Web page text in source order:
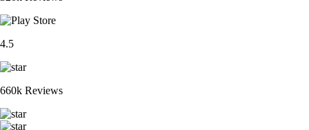
4.5
660k Reviews